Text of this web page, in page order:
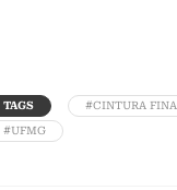
TAGS #CINTURA FINA
#UFMG